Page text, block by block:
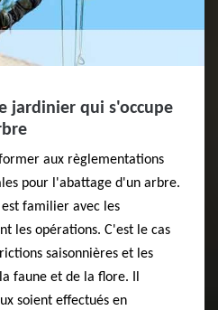
jardinier qui s'occupe
aux règlementations
pour l'abattage d'un arbre.
est familier avec les
les opérations. C'est le cas
saisonnières et les
faune et de la flore. Il
soient effectués en